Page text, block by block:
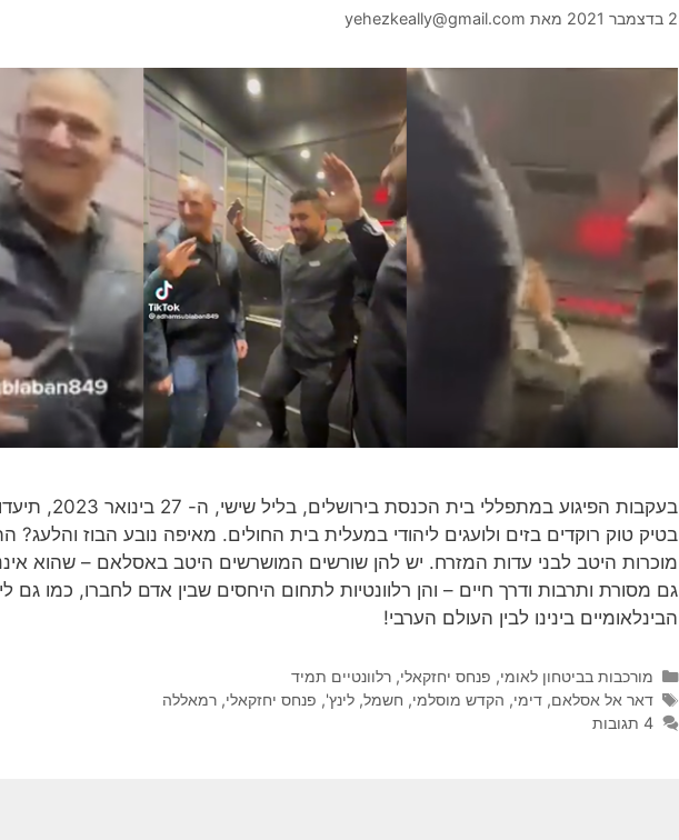
2 בדצמבר 2021 מאת yehezkeally@gmail.com
בעקבות הפיגוע במתפללי
בטיק טוק רוקדים בזים ולועגים ליהודי במעלית בית החולים. מאיפה נובע הבוז והלעג?
מוכרות היטב לבני עדות המזרח. יש להן שורשים המושרשים היטב באסלאם – שהוא
גם מסורת ותרבות ודרך חיים – והן רלוונטיות לתחום היחסים שבין אדם לחברו, כמו גם
הבינלאומיים בינינו לבין העולם הערבי!
קטגוריות
מורכבות בביטחון לאומי, פנחס יחזקאלי, רלוונטיים תמיד
תגיות
דאר אל אסלאם, דימי, הקדש מוסלמי, חשמל, לינץ', פנחס יחזקאלי, רמאללה
4 תגובות